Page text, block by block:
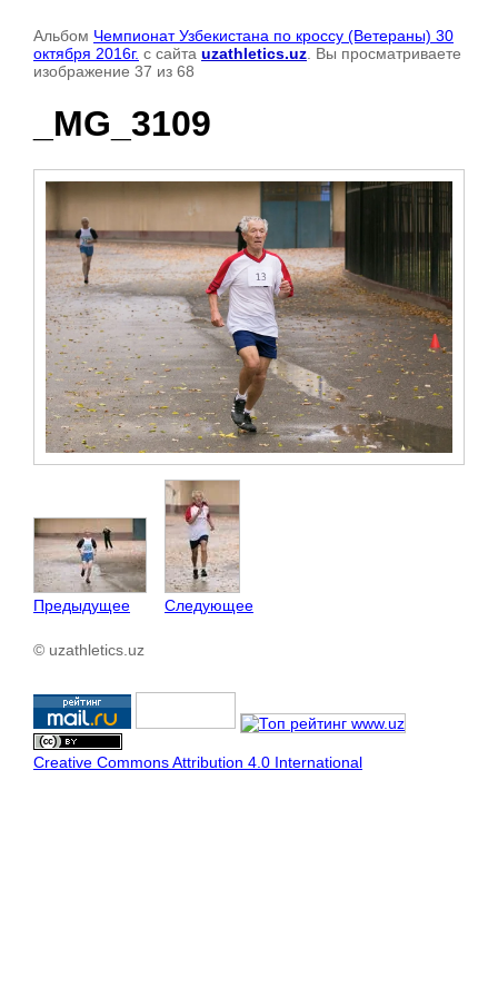
Альбом Чемпионат Узбекистана по кроссу (Ветераны) 30
октября 2016г. с сайта uzathletics.uz . Вы просматриваете
изображение 37 из 68
_MG_3109
Предыдущее Следующее
© uzathletics.uz
Creative Commons Attribution 4.0 International